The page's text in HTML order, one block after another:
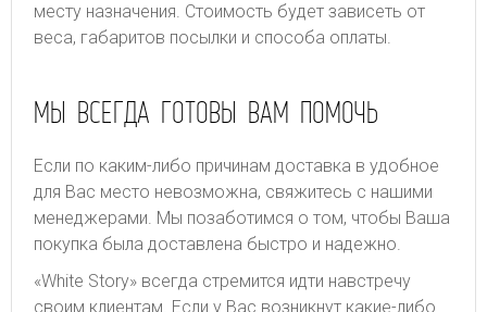
месту назначения. Стоимость будет зависеть от
веса, габаритов посылки и способа оплаты.
МЫ ВСЕГДА ГОТОВЫ ВАМ ПОМОЧЬ
Если по каким-либо причинам доставка в удобное
для Вас место невозможна, свяжитесь с нашими
менеджерами. Мы позаботимся о том, чтобы Ваша
покупка была доставлена быстро и надежно.
«White Story» всегда стремится идти навстречу
своим клиентам. Если у Вас возникнут какие-либо